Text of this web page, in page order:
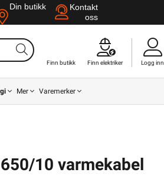
Din butikk
Kontakt
oss
Finn butikk Finn elektriker Logg inn
Mer Varemerker
10 varmekabel